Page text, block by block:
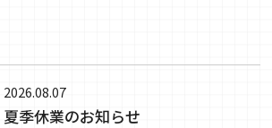
2026.08.07
夏季休業のお知らせ